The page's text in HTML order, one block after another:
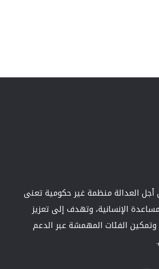
العدالة منظمة غير حكومية تعنى
الإنسانية، وتهدف إلى تعزيز
وتمكين الفئات المهمشة عبر الدعم